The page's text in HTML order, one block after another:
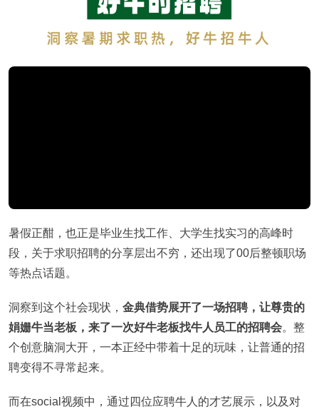
暑假正酣，也正是毕业生找工作、大学生找实习的高峰时
段，关于求职招聘的分享层出不穷，还出现了00后整顿职场
等热点话题。
洞察到这个社会现状， 金典借势展开了一场招聘，让尊贵的
娟姗牛当老板，来了一次好牛老板找牛人员工的招聘会。整
个创意脑洞大开，一本正经中带着十足的玩味，让普通的招
聘变得不寻常起来。
而在social视频中，通过四位应聘牛人的才艺展示，以及对